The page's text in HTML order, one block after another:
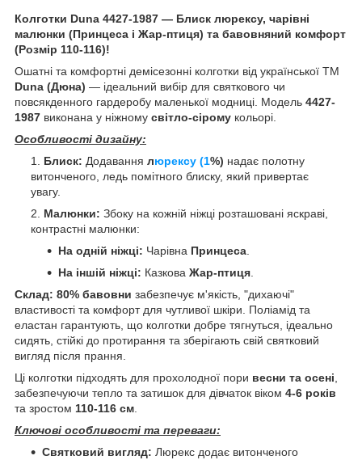
Колготки Duna 4427-1987 — Блиск люрексу, чарівні
малюнки (Принцеса і Жар-птиця) та бавовняний комфорт
(Розмір 110-116)!
Ошатні та комфортні демісезонні колготки від української ТМ
Duna (Дюна) — ідеальний вибір для святкового чи
повсякденного гардеробу маленької модниці. Модель 4427-
1987 виконана у ніжному світло-сірому кольорі.
Особливості дизайну:
Блиск: Додавання люрексу (1%) надає полотну
витонченого, ледь помітного блиску, який привертає
увагу.
Малюнки: Збоку на кожній ніжці розташовані яскраві,
контрастні малюнки:
На одній ніжці: Чарівна Принцеса.
На іншій ніжці: Казкова Жар-птиця.
Склад: 80% бавовни забезпечує м'якість, "дихаючі"
властивості та комфорт для чутливої шкіри. Поліамід та
еластан гарантують, що колготки добре тягнуться, ідеально
сидять, стійкі до протирання та зберігають свій святковий
вигляд після прання.
Ці колготки підходять для прохолодної пори весни та осені,
забезпечуючи тепло та затишок для дівчаток віком 4-6 років
та зростом 110-116 см.
Ключові особливості та переваги:
Святковий вигляд: Люрекс додає витонченого